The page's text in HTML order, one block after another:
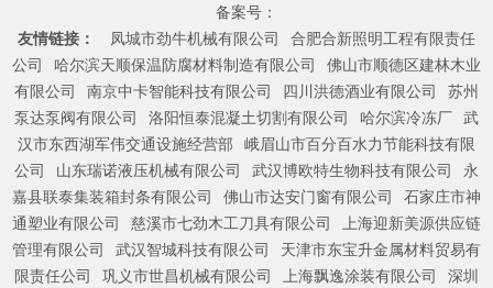
备案号：
友情链接：
凤城市劲牛机械有限公司
合肥合新照明工程有限责任
公司
哈尔滨天顺保温防腐材料制造有限公司
佛山市顺德区建林木业
有限公司
南京中卡智能科技有限公司 四川洪德酒业有限公司
苏州
泵达泵阀有限公司
洛阳恒泰混凝土切割有限公司 哈尔滨冷冻厂 武
汉市东西湖军伟交通设施经营部
峨眉山市百分百水力节能科技有限
公司
山东瑞诺液压机械有限公司 武汉博欧特生物科技有限公司
永
嘉县联泰集装箱封条有限公司
佛山市达安门窗有限公司
石家庄市神
通塑业有限公司
慈溪市七劲木工刀具有限公司
上海迎新美源供应链
管理有限公司
武汉智城科技有限公司
天津市东宝升金属材料贸易有
限责任公司
巩义市世昌机械有限公司 上海飘逸涂装有限公司 深圳